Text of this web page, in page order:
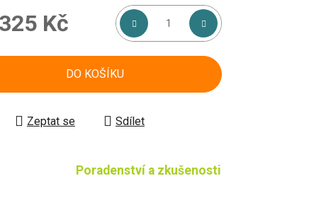
Kč
DO KOŠÍKU
Zeptat se Sdílet
Poradenství a zkušenosti